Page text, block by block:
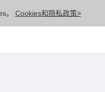
。 Cookies和隐私政策>